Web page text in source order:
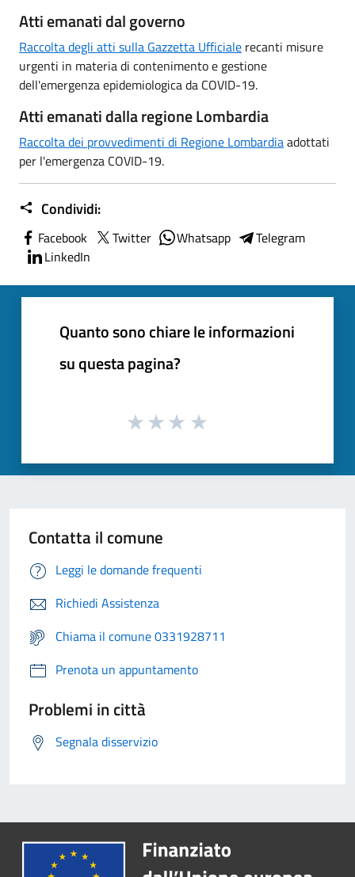
Atti emanati dal governo
Raccolta degli atti sulla Gazzetta Ufficiale recanti misure
urgenti in materia di contenimento e gestione
dell'emergenza epidemiologica da COVID-19.
Atti emanati dalla regione Lombardia
Raccolta dei provvedimenti di Regione Lombardiaadottati
per l'emergenza COVID-19.
Condividi:
Facebook Twitter Whatsapp
Telegram
LinkedIn
Quanto sono chiare le informazioni
su questa pagina?
Contatta il comune
Leggi le domande frequenti
Richiedi Assistenza
Chiama il comune 0331928711
Prenota un appuntamento
Problemi in città
Segnala disservizio